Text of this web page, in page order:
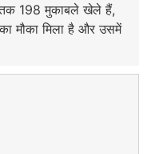
198 मुकाबले खेले हैं,
मौका मिला है और उसमें